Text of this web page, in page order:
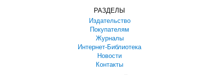
РАЗДЕЛЫ
Издательство
Покупателям
Журналы
Интернет-Библиотека
Новости
Контакты